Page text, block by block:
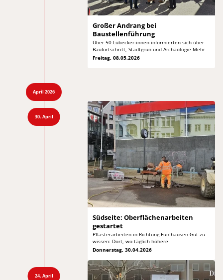
Großer Andrang bei
Baustellenführung
Über 50 Lübecker:innen informierten sich über
Baufortschritt, Stadtgrün und Archäologie Mehr
Freitag, 08.05.2026
April 2026
30. April
Südseite: Oberflächenarbeiten
gestartet
Pflasterarbeiten in Richtung Fünfhausen Gut zu
wissen: Dort, wo täglich höhere
Donnerstag, 30.04.2026
24. April